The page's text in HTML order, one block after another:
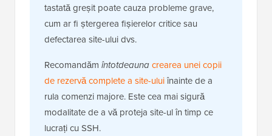
tastată greșit poate cauza probleme grave,
cum ar fi ștergerea fișierelor critice sau
defectarea site-ului dvs.
Recomandăm întotdeaunacrearea unei copii
de rezervă complete a site-uluiînainte de a
rula comenzi majore. Este cea mai sigură
modalitate de a vă proteja site-ul în timp ce
lucrați cu SSH.